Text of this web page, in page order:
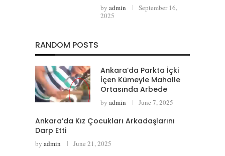
by admin
September 16,
2025
RANDOM POSTS
Ankara’da Parkta İçki
İçen Kümeyle Mahalle
Ortasında Arbede
by admin June 7, 2025
Ankara’da Kız Çocukları Arkadaşlarını
Darp Etti
by admin June 21, 2025